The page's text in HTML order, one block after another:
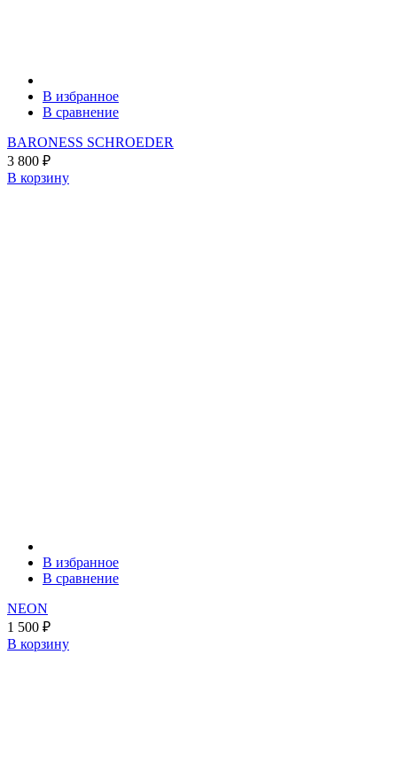
В избранное
В сравнение
BARONESS SCHROEDER
3 800 ₽
В корзину
В избранное
В сравнение
NEON
1 500 ₽
В корзину